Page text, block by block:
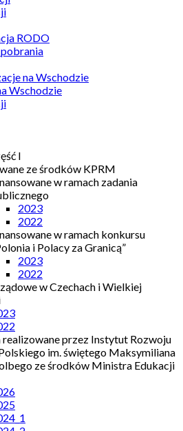
RODO
na Wschodzie
Wschodzie
I
ze środków KPRM
w ramach zadania
2023
2022
w ramach konkursu
i Polacy za Granicą”
2023
2022
w Czechach i Wielkiej
realizowane przez Instytut Rozwoju
im. świętego Maksymiliana
ze środków Ministra Edukacji